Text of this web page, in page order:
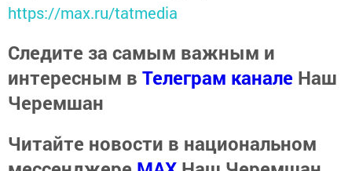
https://max.ru/tatmedia
Следите за самым важным и
интересным в Телеграм канале Наш
Черемшан
Читайте новости в национальном